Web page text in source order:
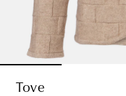
Tove